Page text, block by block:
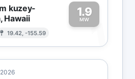
kuzey-
Hawaii
19.42, -155.59
1.9
MW1